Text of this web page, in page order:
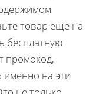
товар еще на
бесплатную
промокод,
именно на эти